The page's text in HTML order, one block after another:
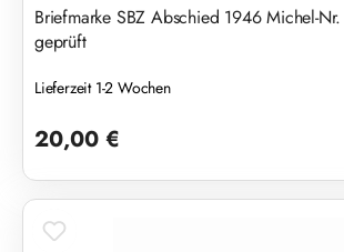
Briefmarke SBZ Abschied 1946 Michel-
geprüft
Lieferzeit 1-2 Wochen
20,00 €